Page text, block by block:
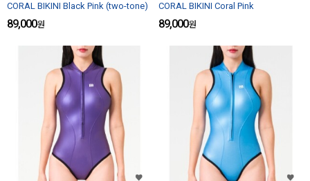
CORAL BIKINI Black Pink (two-tone)
89,000원
CORAL BIKINI Coral Pink
89,000원